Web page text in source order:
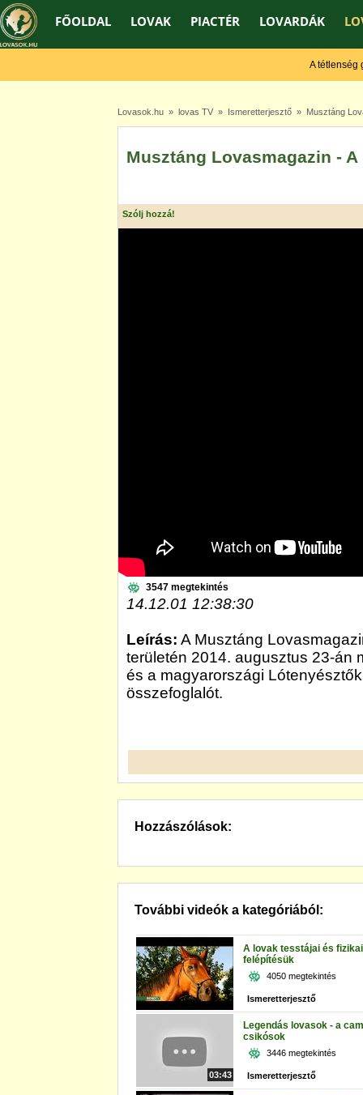
FŐOLDAL LOVAK PIACTÉR LOVARDÁK
A tétlenség
Lovasok.hu» lovas TV» Ismeretterjesztő» Musztáng
Musztáng Lovasmagazin -
Szólj hozzá!
3547 megtekintés
14.12.01 12:38:30
Leírás: A Musztáng
területén 2014. augusztus 23-án
és a magyarországi
összefoglalót.
Hozzászólások:
További videók a kategóriából:
03:43
A lovak tesstájai és fizikai
felépítésük
4050 megtekintés
Ismeretterjesztő
Legendás lovasok - a
csikósok
3446 megtekintés
Ismeretterjesztő